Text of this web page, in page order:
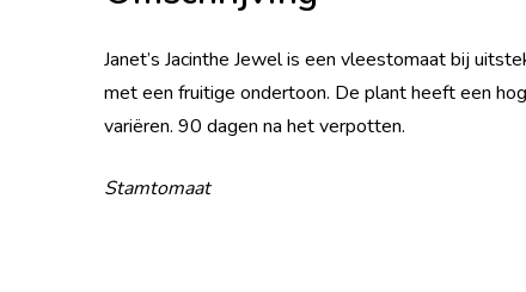
Janet’s Jacinthe Jewel is een vleestomaat bij
met een fruitige ondertoon. De plant heeft een
variëren. 90 dagen na het verpotten.
Stamtomaat